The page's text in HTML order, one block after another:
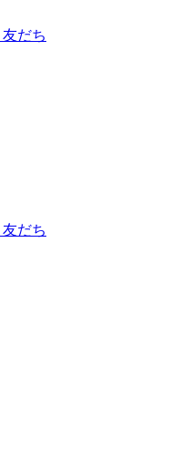
友だち
友だち